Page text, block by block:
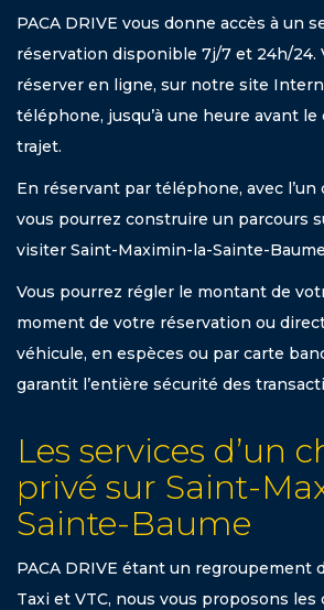
PACA DRIVE vous donne accès à un
réservation disponible 7j/7 et 24h/24.
réserver en ligne, sur notre site
téléphone, jusqu’à une heure avant
trajet.
En réservant par téléphone, avec l’un
vous pourrez construire un parcours
visiter Saint-Maximin-la-Sainte-
Vous pourrez régler le montant de
moment de votre réservation ou
véhicule, en espèces ou par carte
garantit l’entière sécurité des
Les services d’un
privé sur Saint-
Sainte-Baume
PACA DRIVE étant un regroupement
Taxi et VTC, nous vous proposons les